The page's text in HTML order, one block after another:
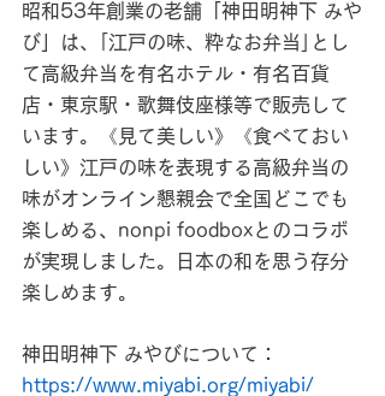
昭和53年創業の老舗「神田明神下 みや
び」は、｢江戸の味、粋なお弁当｣とし
て高級弁当を有名ホテル・有名百貨
店・東京駅・歌舞伎座様等で販売して
います。《見て美しい》《食べておい
しい》江戸の味を表現する高級弁当の
味がオンライン懇親会で全国どこでも
楽しめる、nonpi foodboxとのコラボ
が実現しました。日本の和を思う存分
楽しめます。
神田明神下 みやびについて：
https://www.miyabi.org/miyabi/